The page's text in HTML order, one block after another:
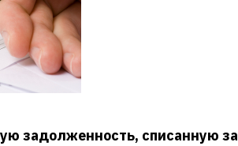
задолженность, списанную за